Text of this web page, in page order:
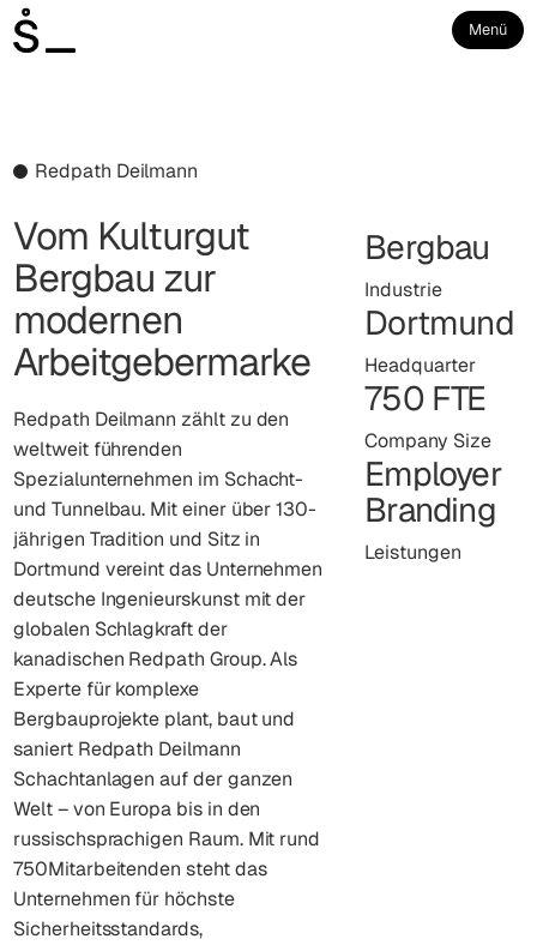
Menü
Redpath Deilmann
Vom Kulturgut
Bergbau zur
modernen
Arbeitgebermarke
Redpath Deilmann zählt zu den
weltweit führenden
Spezialunternehmen im Schacht-
und Tunnelbau. Mit einer über 130-
jährigen Tradition und Sitz in
Dortmund vereint das Unternehmen
deutsche Ingenieurskunst mit der
globalen Schlagkraft der
kanadischen Redpath Group. Als
Experte für komplexe
Bergbauprojekte plant, baut und
saniert Redpath Deilmann
Schachtanlagen auf der ganzen
Welt – von Europa bis in den
russischsprachigen Raum. Mit rund
750Mitarbeitenden steht das
Unternehmen für höchste
Sicherheitsstandards,
Bergbau
Industrie
Dortmund
Headquarter
750 FTE
Company Size
Employer
Branding
Leistungen